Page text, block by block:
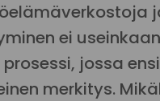
ei
jossa
merkitys.